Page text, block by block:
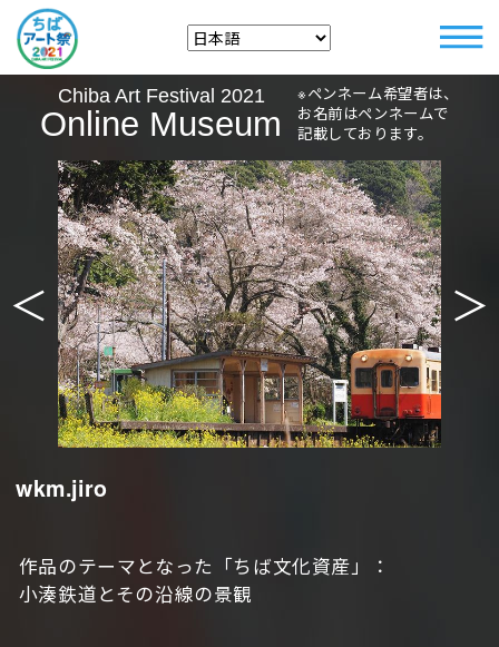
Chiba Art Festival 2021
Online Museum
※ペンネーム希望者は、
お名前はペンネームで
記載しております。
＜ ＞
wkm.jiro
作品のテーマとなった「ちば文化資産」：
小湊鉄道とその沿線の景観